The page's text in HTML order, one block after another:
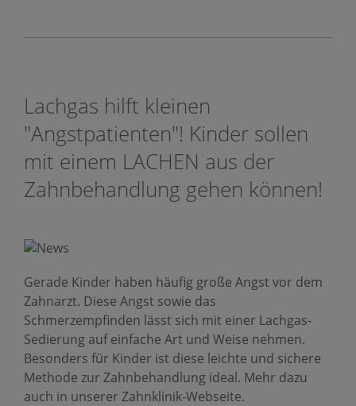
Lachgas hilft kleinen
"Angstpatienten"! Kinder sollen
mit einem LACHEN aus der
Zahnbehandlung gehen können!
Gerade Kinder haben häufig große Angst vor dem
Zahnarzt. Diese Angst sowie das
Schmerzempfinden lässt sich mit einer Lachgas-
Sedierung auf einfache Art und Weise nehmen.
Besonders für Kinder ist diese leichte und sichere
Methode zur Zahnbehandlung ideal. Mehr dazu
auch in unserer Zahnklinik-Webseite.